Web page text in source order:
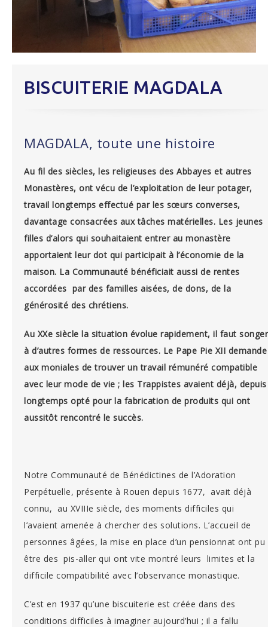
BISCUITERIE MAGDALA
MAGDALA, toute une histoire
Au fil des siècles, les religieuses des Abbayes et autres
Monastères, ont vécu de l’exploitation de leur potager,
travail longtemps effectué par les sœurs converses,
davantage consacrées aux tâches matérielles. Les jeunes
filles d’alors qui souhaitaient entrer au monastère
apportaient leur dot qui participait à l’économie de la
maison. La Communauté bénéficiait aussi de rentes
accordées par des familles aisées, de dons, de la
générosité des chrétiens.
Au XXe siècle la situation évolue rapidement, il faut songer
à d’autres formes de ressources. Le Pape Pie XII demande
aux moniales de trouver un travail rémunéré compatible
avec leur mode de vie ; les Trappistes avaient déjà, depuis
longtemps opté pour la fabrication de produits qui ont
aussitôt rencontré le succès.
Notre Communauté de Bénédictines de l’Adoration
Perpétuelle, présente à Rouen depuis 1677, avait déjà
connu, au XVIIIe siècle, des moments difficiles qui
l’avaient amenée à chercher des solutions. L’accueil de
personnes âgées, la mise en place d’un pensionnat ont pu
être des pis-aller qui ont vite montré leurs limites et la
difficile compatibilité avec l’observance monastique.
C’est en 1937 qu’une biscuiterie est créée dans des
conditions difficiles à imaginer aujourd’hui ; il a fallu